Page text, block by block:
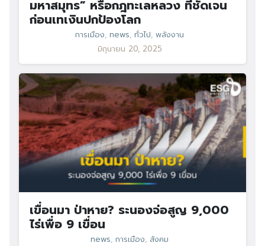
มหาสมุทร” หรือกฎทะเลหลวง ที่ชัดเจน
ก่อนเทเงินปกป้องโลก
การเมือง, news, ทั่วไป, พลังงาน
มิถุนายน 20, 2025
เขื่อนมา ป่าหาย? ระนองจ่อสูญ 9,000
ไร่เพื่อ 9 เขื่อน
news, การเมือง, สังคม